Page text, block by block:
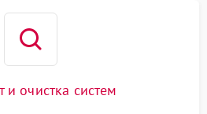
и очистка систем